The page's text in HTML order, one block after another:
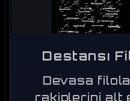
Destansı
Devasa
rakiplerini alt